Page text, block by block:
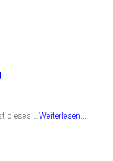
dieses …Weiterlesen...